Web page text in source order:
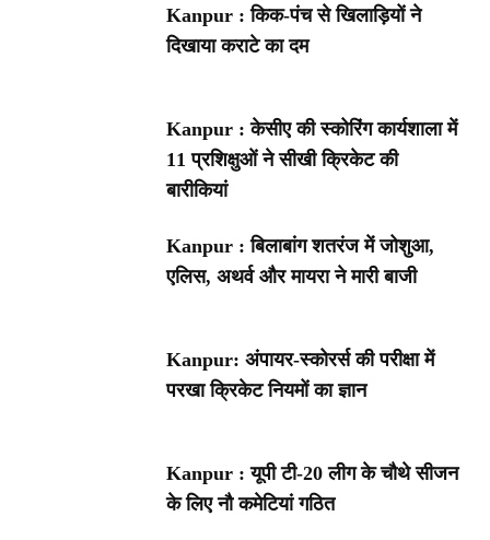
Kanpur : किक-पंच से खिलाड़ियों ने
दिखाया कराटे का दम
Kanpur : केसीए की स्कोरिंग कार्यशाला में
11 प्रशिक्षुओं ने सीखी क्रिकेट की
बारीकियां
Kanpur : बिलाबांग शतरंज में जोशुआ,
एलिस, अथर्व और मायरा ने मारी बाजी
Kanpur: अंपायर-स्कोरर्स की परीक्षा में
परखा क्रिकेट नियमों का ज्ञान
Kanpur : यूपी टी-20 लीग के चौथे सीजन
के लिए नौ कमेटियां गठित